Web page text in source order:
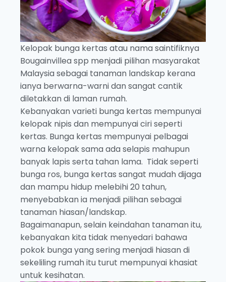
Kelopak bunga kertas atau nama saintifiknya
Bougainvillea spp menjadi pilihan masyarakat
Malaysia sebagai tanaman landskap kerana
ianya berwarna-warni dan sangat cantik
diletakkan di laman rumah.
Kebanyakan varieti bunga kertas mempunyai
kelopak nipis dan mempunyai ciri seperti
kertas. Bunga kertas mempunyai pelbagai
warna kelopak sama ada selapis mahupun
banyak lapis serta tahan lama. Tidak seperti
bunga ros, bunga kertas sangat mudah dijaga
dan mampu hidup melebihi 20 tahun,
menyebabkan ia menjadi pilihan sebagai
tanaman hiasan/landskap.
Bagaimanapun, selain keindahan tanaman itu,
kebanyakan kita tidak menyedari bahawa
pokok bunga yang sering menjadi hiasan di
sekeliling rumah itu turut mempunyai khasiat
untuk kesihatan.